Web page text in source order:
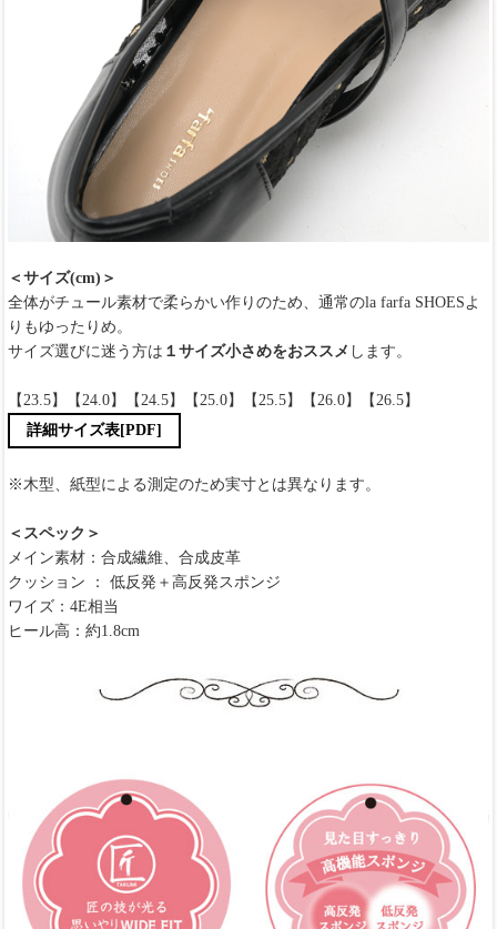
＜サイズ(cm)＞
全体がチュール素材で柔らかい作りのため、通常のla farfa SHOESよ
りもゆったりめ。
サイズ選びに迷う方は １サイズ小さめをおススメ します。
【23.5】【24.0】【24.5】【25.0】【25.5】【26.0】【26.5】
詳細サイズ表[PDF]
※木型、紙型による測定のため実寸とは異なります。
＜スペック＞
メイン素材：合成繊維、合成皮革
クッション ： 低反発＋高反発スポンジ
ワイズ：4E相当
ヒール高：約1.8cm